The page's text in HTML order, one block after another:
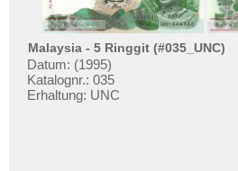
Malaysia - 5 Ringgit (#035_UNC)
Datum: (1995)
Katalognr.: 035
Erhaltung: UNC